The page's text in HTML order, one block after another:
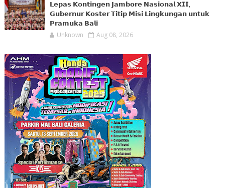
𝗟𝗲𝗽𝗮𝘀 𝗞𝗼𝗻𝘁𝗶𝗻𝗴𝗲𝗻 𝗝𝗮𝗺𝗯𝗼𝗿𝗲 𝗡𝗮𝘀𝗶𝗼𝗻𝗮𝗹 𝗫𝗜𝗜,
𝗚𝘂𝗯𝗲𝗿𝗻𝘂𝗿 𝗞𝗼𝘀𝘁𝗲𝗿 𝗧𝗶𝘁𝗶𝗽 𝗠𝗶𝘀𝗶 𝗟𝗶𝗻𝗴𝗸𝘂𝗻𝗴𝗮𝗻 𝘂𝗻𝘁𝘂𝗸
𝗣𝗿𝗮𝗺𝘂𝗸𝗮 𝗕𝗮𝗹𝗶
Unknown Aug 08, 2026